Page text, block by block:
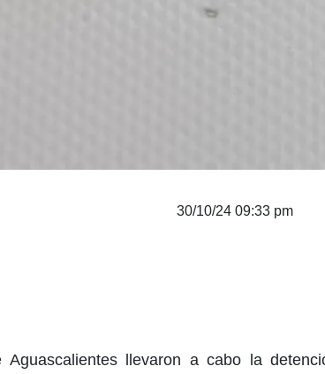
30/10/24 09:33 pm
Aguascalientes llevaron a cabo la